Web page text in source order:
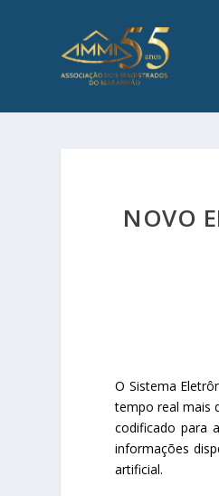
NOVO
O Sistema
tempo real mais
codificado para
informações
artificial.